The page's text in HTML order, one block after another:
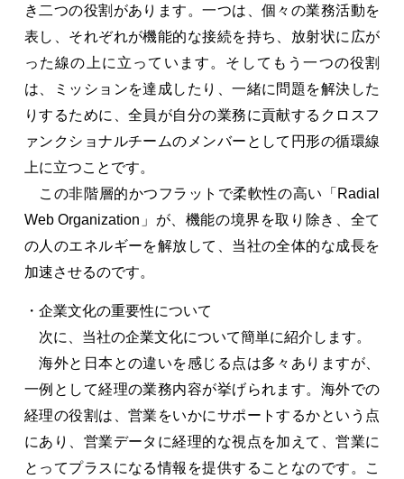
き二つの役割があります。一つは、個々の業務活動を
表し、それぞれが機能的な接続を持ち、放射状に広が
った線の上に立っています。そしてもう一つの役割
は、ミッションを達成したり、一緒に問題を解決した
りするために、全員が自分の業務に貢献するクロスフ
ァンクショナルチームのメンバーとして円形の循環線
上に立つことです。
この非階層的かつフラットで柔軟性の高い「Radial
Web Organization」が、機能の境界を取り除き、全て
の人のエネルギーを解放して、当社の全体的な成長を
加速させるのです。
・企業文化の重要性について
次に、当社の企業文化について簡単に紹介します。
海外と日本との違いを感じる点は多々ありますが、
一例として経理の業務内容が挙げられます。海外での
経理の役割は、営業をいかにサポートするかという点
にあり、営業データに経理的な視点を加えて、営業に
とってプラスになる情報を提供することなのです。こ